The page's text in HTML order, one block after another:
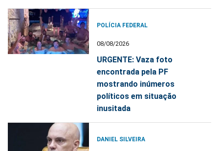
POLÍCIA FEDERAL
08/08/2026
URGENTE: Vaza foto
encontrada pela PF
mostrando inúmeros
políticos em situação
inusitada
DANIEL SILVEIRA